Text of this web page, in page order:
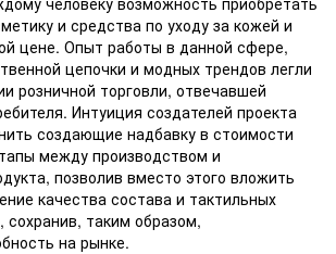
и средства по уходу за кожей и
цене. Опыт работы в данной сфере,
цепочки и модных трендов легли
розничной торговли, отвечавшей
Интуиция создателей проекта
создающие надбавку в стоимости
между производством и
позволив вместо этого вложить
качества состава и тактильных
сохранив, таким образом,
на рынке.